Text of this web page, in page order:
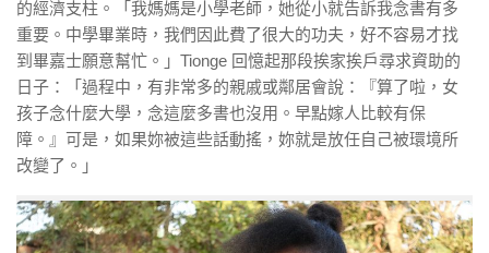
的經濟支柱。「我媽媽是小學老師，她從小就告訴我念書有多
重要。中學畢業時，我們因此費了很大的功夫，好不容易才找
到畢嘉士願意幫忙。」 Tionge 回憶起那段挨家挨戶尋求資助的
日子：「過程中，有非常多的親戚或鄰居會說：『算了啦，女
孩子念什麼大學，念這麼多書也沒用。早點嫁人比較有保
障。』可是，如果妳被這些話動搖，妳就是放任自己被環境所
改變了。」